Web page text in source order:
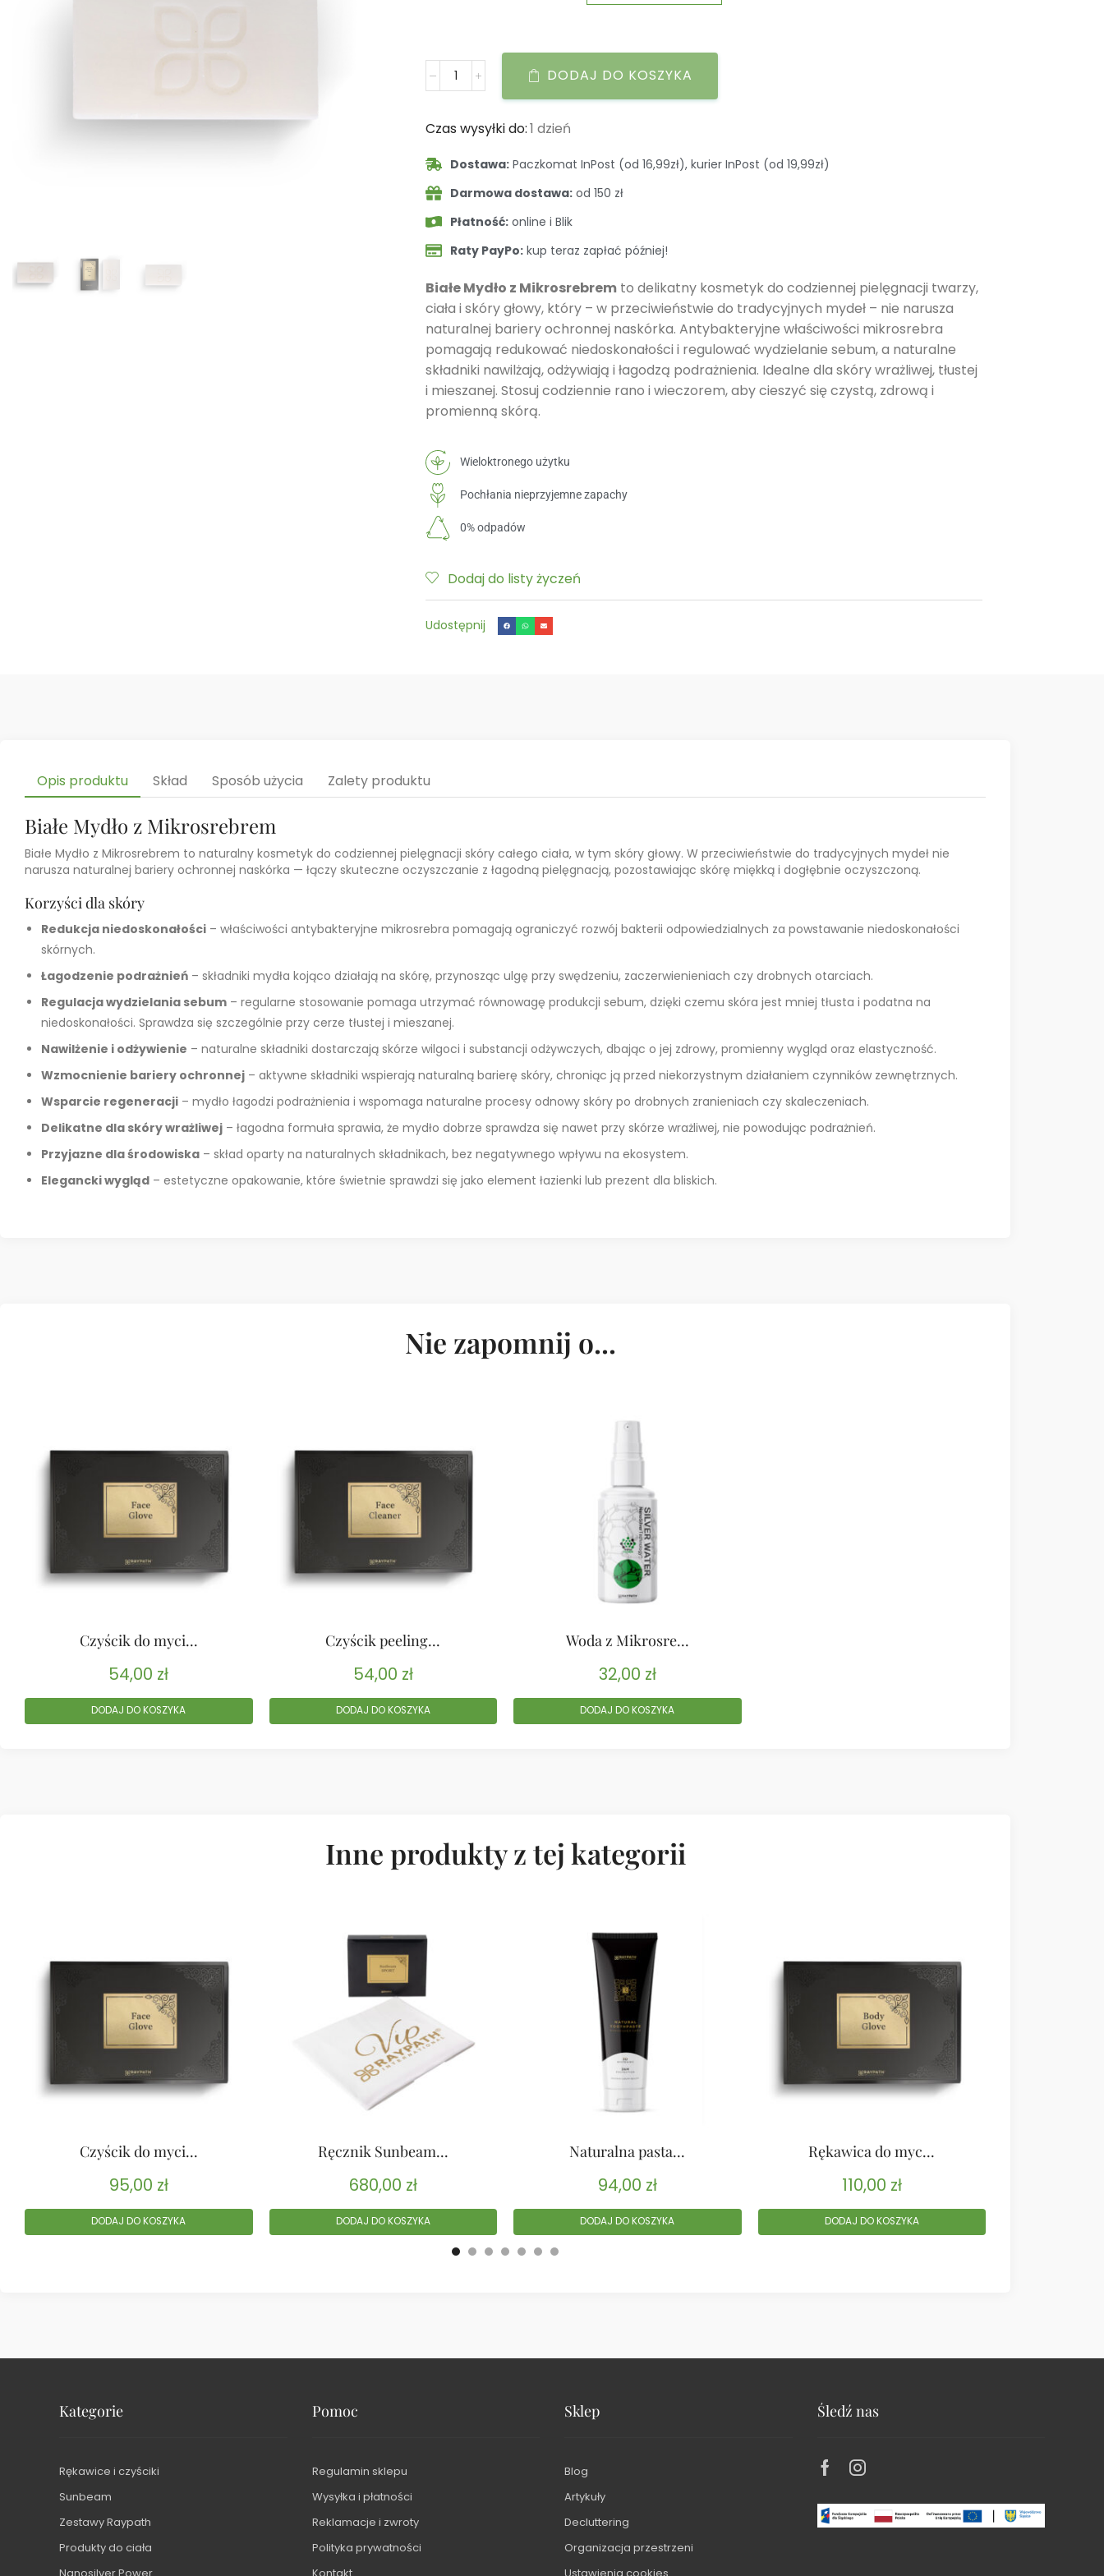
DODAJ DO KOSZYKA
Czas wysyłki do:1 dzień
Dostawa:Paczkomat InPost (od 16,99zł), kurier InPost (od 19,99zł)
Darmowa dostawa:od 150 zł
Płatność:online i Blik
Raty PayPo:kup teraz zapłać później!
Białe Mydło z Mikrosrebremto delikatny kosmetyk do codziennej pielęgnacji twarzy,
ciała i skóry głowy, który – w przeciwieństwie do tradycyjnych mydeł – nie narusza
naturalnej bariery ochronnej naskórka. Antybakteryjne właściwości mikrosrebra
pomagają redukować niedoskonałości i regulować wydzielanie sebum, a naturalne
składniki nawilżają, odżywiają i łagodzą podrażnienia. Idealne dla skóry wrażliwej, tłustej
i mieszanej. Stosuj codziennie rano i wieczorem, aby cieszyć się czystą, zdrową i
promienną skórą.
Wieloktronego użytku
Pochłania nieprzyjemne zapachy
0% odpadów
Dodaj do listy życzeń
Udostępnij
Opis produktu Skład Sposób użycia Zalety produktu
Białe Mydło z Mikrosrebrem
Białe Mydło z Mikrosrebrem to naturalny kosmetyk do codziennej pielęgnacji skóry całego ciała, w tym skóry głowy. W przeciwieństwie do tradycyjnych mydeł nie
narusza naturalnej bariery ochronnej naskórka — łączy skuteczne oczyszczanie z łagodną pielęgnacją, pozostawiając skórę miękką i dogłębnie oczyszczoną.
Korzyści dla skóry
Redukcja niedoskonałości – właściwości antybakteryjne mikrosrebra pomagają ograniczyć rozwój bakterii odpowiedzialnych za powstawanie niedoskonałości
skórnych.
Łagodzenie podrażnień – składniki mydła kojąco działają na skórę, przynosząc ulgę przy swędzeniu, zaczerwienieniach czy drobnych otarciach.
Regulacja wydzielania sebum – regularne stosowanie pomaga utrzymać równowagę produkcji sebum, dzięki czemu skóra jest mniej tłusta i podatna na
niedoskonałości. Sprawdza się szczególnie przy cerze tłustej i mieszanej.
Nawilżenie i odżywienie – naturalne składniki dostarczają skórze wilgoci i substancji odżywczych, dbając o jej zdrowy, promienny wygląd oraz elastyczność.
Wzmocnienie bariery ochronnej – aktywne składniki wspierają naturalną barierę skóry, chroniąc ją przed niekorzystnym działaniem czynników zewnętrznych.
Wsparcie regeneracji – mydło łagodzi podrażnienia i wspomaga naturalne procesy odnowy skóry po drobnych zranieniach czy skaleczeniach.
Delikatne dla skóry wrażliwej – łagodna formuła sprawia, że mydło dobrze sprawdza się nawet przy skórze wrażliwej, nie powodując podrażnień.
Przyjazne dla środowiska – skład oparty na naturalnych składnikach, bez negatywnego wpływu na ekosystem.
Elegancki wygląd – estetyczne opakowanie, które świetnie sprawdzi się jako element łazienki lub prezent dla bliskich.
Nie zapomnij o...
Czyścik do myci...
54,00 zł
DODAJ DO KOSZYKA
Czyścik peeling...
54,00 zł
DODAJ DO KOSZYKA
Woda z Mikrosre...
32,00 zł
DODAJ DO KOSZYKA
Inne produkty z tej kategorii
Czyścik do myci...
95,00 zł
DODAJ DO KOSZYKA
Ręcznik Sunbeam...
680,00 zł
DODAJ DO KOSZYKA
Naturalna pasta...
94,00 zł
DODAJ DO KOSZYKA
Rękawica do myc...
110,00 zł
DODAJ DO KOSZYKA
Kategorie
Rękawice i czyściki
Sunbeam
Zestawy Raypath
Produkty do ciała
Pomoc
Regulamin sklepu
Wysyłka i płatności
Reklamacje i zwroty
Polityka prywatności
Sklep
Blog
Artykuły
Decluttering
Organizacja przestrzeni
Śledź nas